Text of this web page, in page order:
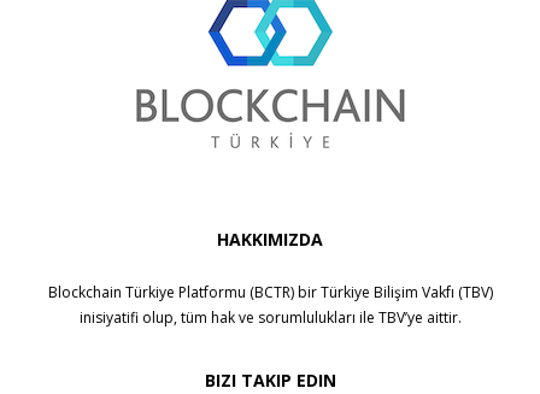
HAKKIMIZDA
Blockchain Türkiye Platformu (BCTR) birTürkiye Bilişim Vakfı (TBV)
inisiyatifi olup, tüm hak ve sorumlulukları ile TBV’ye aittir.
BIZI TAKIP EDIN